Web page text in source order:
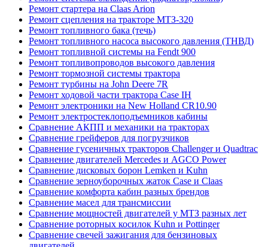
Ремонт стартера на Claas Arion
Ремонт сцепления на тракторе МТЗ-320
Ремонт топливного бака (течь)
Ремонт топливного насоса высокого давления (ТНВД)
Ремонт топливной системы на Fendt 900
Ремонт топливопроводов высокого давления
Ремонт тормозной системы трактора
Ремонт турбины на John Deere 7R
Ремонт ходовой части трактора Case IH
Ремонт электроники на New Holland CR10.90
Ремонт электростеклоподъемников кабины
Сравнение АКПП и механики на тракторах
Сравнение грейферов для погрузчиков
Сравнение гусеничных тракторов Challenger и Quadtrac
Сравнение двигателей Mercedes и AGCO Power
Сравнение дисковых борон Lemken и Kuhn
Сравнение зерноуборочных жаток Case и Claas
Сравнение комфорта кабин разных брендов
Сравнение масел для трансмиссии
Сравнение мощностей двигателей у МТЗ разных лет
Сравнение роторных косилок Kuhn и Pottinger
Сравнение свечей зажигания для бензиновых